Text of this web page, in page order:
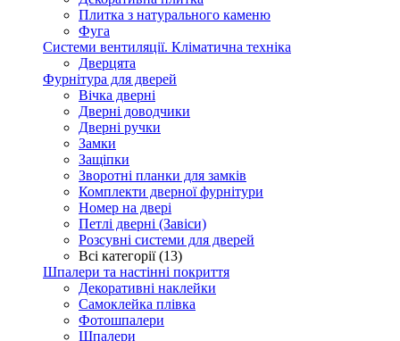
Плитка з натурального каменю
Фуга
Системи вентиляції. Кліматична техніка
Дверцята
Фурнітура для дверей
Вічка дверні
Дверні доводчики
Дверні ручки
Замки
Защіпки
Зворотні планки для замків
Комплекти дверної фурнітури
Номер на двері
Петлі дверні (Завіси)
Розсувні системи для дверей
Всі категорії (13)
Шпалери та настінні покриття
Декоративні наклейки
Самоклейка плівка
Фотошпалери
Шпалери